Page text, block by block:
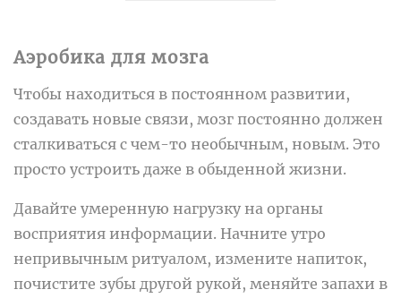
Аэробика для мозга
Чтобы находиться в постоянном развитии,
создавать новые связи, мозг постоянно должен
сталкиваться с чем-то необычным, новым. Это
просто устроить даже в обыденной жизни.
Давайте умеренную нагрузку на органы
восприятия информации. Начните утро
непривычным ритуалом, измените напиток,
почистите зубы другой рукой, меняйте запахи в